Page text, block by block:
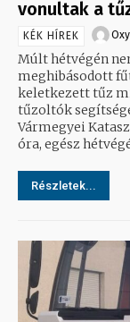
vonultak a
KÉK HÍREK
Múlt hétvégén
meghibásodott
keletkezett tűz
tűzoltók segítségét. Mint a Győr-Moson-
Vármegyei
óra, egész
Részletek...